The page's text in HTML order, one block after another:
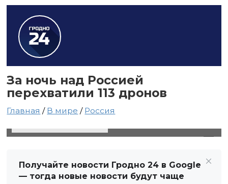
За ночь над Россией
перехватили 113 дронов
Главная / В мире / Россия
Получайте новости Гродно 24 в Google
— тогда новые новости будут чаще